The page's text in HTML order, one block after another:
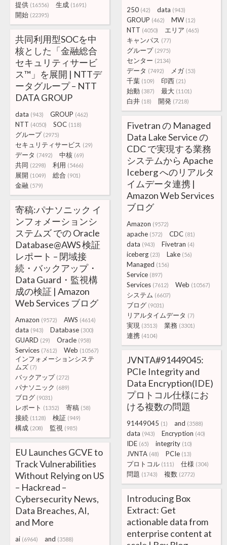
提供 (16556) 生成 (1691)
開始 (22395)
250 (42) data (943)
GROUP (462) MW (12)
NTT (4050) エリア (465)
キャンパス (77)
グループ (2975)
センター (2134)
データ (7492) メガ (53)
千葉 (109) 印西 (21)
始動 (387) 最大 (1101)
白井 (18) 開発 (7218)
共同利用型SOCを中
核とした「金融総合
セキュリティサービ
ス™」を展開 | NTTデ
ータグループ – NTT
DATA GROUP
data (943) GROUP (462)
NTT (4050) SOC (118)
グループ (2975)
セキュリティサービス (29)
データ (7492) 中核 (69)
共同 (2298) 利用 (5466)
展開 (1049) 総合 (901)
金融 (579)
Fivetran の Managed
Data Lake Service の
CDC で実現する業務
システムから Apache
Iceberg へのリアルタ
イムデータ連携 |
Amazon Web Services
ブログ
Amazon (9572)
apache (572) CDC (81)
data (943) Fivetran (4)
iceberg (23) Lake (56)
Managed (156)
Service (897)
Services (7612) Web (10567)
システム (6607)
ブログ (9031)
リアルタイムデータ (7)
実現 (3513) 業務 (3301)
連携 (4104)
寄稿:パナソニック イ
ンフォメーションシ
ステムズ での Oracle
Database@AWS 検証
レポート – 閉域接
続・バックアップ・
Data Guard・監視構
成の検証 | Amazon
Web Services ブログ
Amazon (9572) AWS (4614)
data (943) Database (300)
GUARD (29) Oracle (958)
Services (7612) Web (10567)
インフォメーションシステ
ムズ (7)
バックアップ (272)
パナソニック (689)
ブログ (9031)
レポート (1352) 寄稿 (58)
接続 (1128) 検証 (949)
構成 (208) 監視 (985)
JVNTA#91449045:
PCIe Integrity and
Data Encryption(IDE)
プロトコル仕様にお
ける複数の問題
91449045 (1) and (3588)
data (943) Encryption (40)
IDE (65) integrity (10)
JVNTA (48) PCIe (13)
プロトコル (111) 仕様 (304)
問題 (1743) 複数 (2772)
EU Launches GCVE to
Track Vulnerabilities
Without Relying on US
– Hackread –
Cybersecurity News,
Data Breaches, AI,
and More
ai (6964) and (3588)
Introducing Box
Extract: Get
actionable data from
enterprise content at